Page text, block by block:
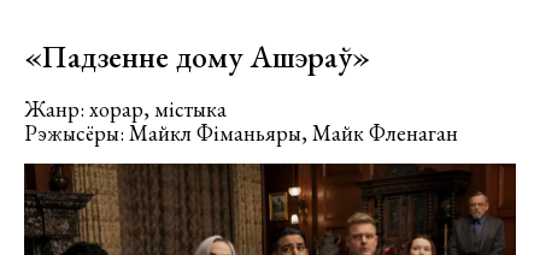
«Падзенне дому Ашэраў»
Жанр: хорар, містыка
Рэжысёры: Майкл Фіманьяры, Майк Фленаган